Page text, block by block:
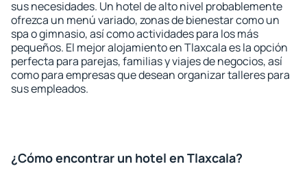
sus necesidades. Un hotel de alto nivel probablemente
ofrezca un menú variado, zonas de bienestar como un
spa o gimnasio, así como actividades para los más
pequeños. El mejor alojamiento en Tlaxcala es la opción
perfecta para parejas, familias y viajes de negocios, así
como para empresas que desean organizar talleres para
sus empleados.
¿Cómo encontrar un hotel en Tlaxcala?